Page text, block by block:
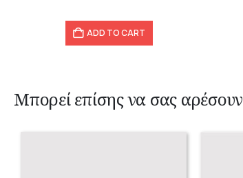
ADD TO CART
Μπορεί επίσης να σας αρέσουν